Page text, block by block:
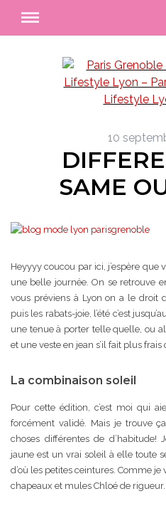
10
SAME
Heyyyy coucou par ici, j’espère que
une belle journée. On se retrouve
vous préviens à Lyon on a le droit
puis les rabats-joie, l’été c’est
une tenue à porter telle quelle, ou
et une veste en jean s’il fait plus frais
La combinaison soleil
Pour cette édition, c’est moi qui
forcément validé. Mais je trouve
choses différentes de d’habitude!
jaune est un vrai soleil à elle toute
d’où les petites ceintures. Comme
chapeaux et mules Chloé de rigueur.